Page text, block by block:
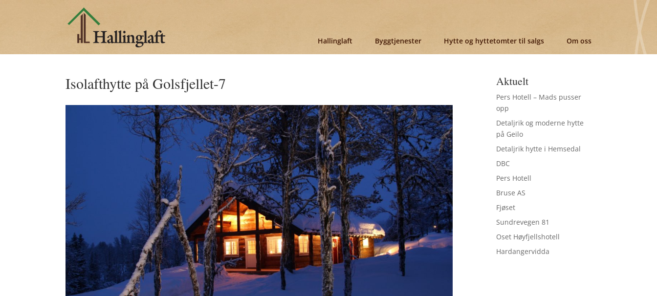
Hallinglaft Byggtjenester Hytte og hyttetomter til salgs Om oss
Isolafthytte på Golsfjellet-7 Aktuelt
Pers Hotell – Mads pusser
opp
Detaljrik og moderne hytte
på Geilo
Detaljrik hytte i Hemsedal
DBC
Pers Hotell
Bruse AS
Fjøset
Sundrevegen 81
Oset Høyfjellshotell
Hardangervidda